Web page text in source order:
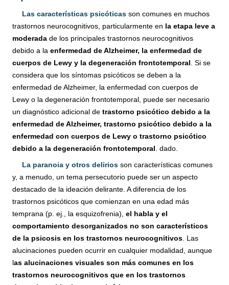
Las características psicóticas son comunes en muchos
trastornos neurocognitivos, particularmente en la etapa leve a
moderada de los principales trastornos neurocognitivos
debido a la enfermedad de Alzheimer, la enfermedad de
cuerpos de Lewy y la degeneración frontotemporal. Si se
considera que los síntomas psicóticos se deben a la
enfermedad de Alzheimer, la enfermedad con cuerpos de
Lewy o la degeneración frontotemporal, puede ser necesario
un diagnóstico adicional de trastorno psicótico debido a la
enfermedad de Alzheimer, trastorno psicótico debido a la
enfermedad con cuerpos de Lewy o trastorno psicótico
debido a la degeneración frontotemporal. dado.
La paranoia y otros delirios son características comunes
y, a menudo, un tema persecutorio puede ser un aspecto
destacado de la ideación delirante. A diferencia de los
trastornos psicóticos que comienzan en una edad más
temprana (p. ej., la esquizofrenia), el habla y el
comportamiento desorganizados no son característicos
de la psicosis en los trastornos neurocognitivos. Las
alucinaciones pueden ocurrir en cualquier modalidad, aunque
las alucinaciones visuales son más comunes en los
trastornos neurocognitivos que en los trastornos